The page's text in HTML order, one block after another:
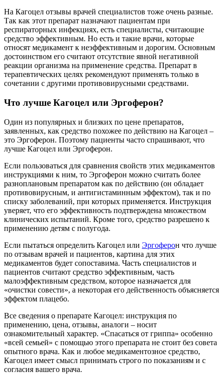
На Кагоцел отзывы врачей специалистов тоже очень разные.
Так как этот препарат назначают пациентам при
респираторных инфекциях, есть специалисты, считающие
средство эффективным. Но есть и такие врачи, которые
относят медикамент к неэффективным и дорогим. Основным
достоинством его считают отсутствие явной негативной
реакции организма на применение средства. Препарат в
терапевтических целях рекомендуют применять только в
сочетании с другими противовирусными средствами.
Что лучше Кагоцел или Эргоферон?
Один из популярных и близких по цене препаратов,
заявленных, как средство похожее по действию на Кагоцел –
это Эргоферон. Поэтому пациенты часто спрашивают, что
лучше Кагоцел или Эргоферон.
Если пользоваться для сравнения свойств этих медикаментов
инструкциями к ним, то Эргоферон можно считать более
разноплановым препаратом как по действию (он обладает
противовирусным, и антигистаминным эффектом), так и по
списку заболеваний, при которых применяется. Инструкция
уверяет, что его эффективность подтверждена множеством
клинических испытаний. Кроме того, средство разрешено к
применению детям с полугода.
Если пытаться определить Кагоцел или Эргоферон что лучше
по отзывам врачей и пациентов, картина для этих
медикаментов будет сопоставима. Часть специалистов и
пациентов считают средство эффективным, часть
малоэффективным средством, которое назначается для
«очистки совести», а некоторая его действенность объясняется
эффектом плацебо.
Все сведения о препарате Кагоцел: инструкция по
применению, цена, отзывы, аналоги – носит
ознакомительный характер. «Спасаться от гриппа» особенно
«всей семьей» с помощью этого препарата не стоит без совета
опытного врача. Как и любое медикаментозное средство,
Кагоцел имеет смысл принимать строго по показаниям и с
согласия вашего врача.